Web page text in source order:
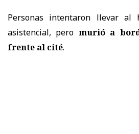
Personas intentaron llevar
asistencial, pero murió a
frente al cité.